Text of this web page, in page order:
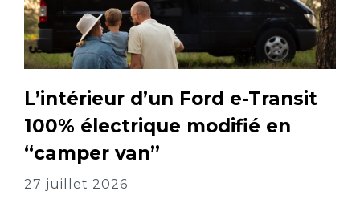
L’intérieur d’un Ford e-Transit
100% électrique modifié en
“camper van”
27 juillet 2026